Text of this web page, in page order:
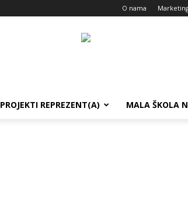
O nama
PROJEKTI REPREZENT(A) MALA ŠKOLA